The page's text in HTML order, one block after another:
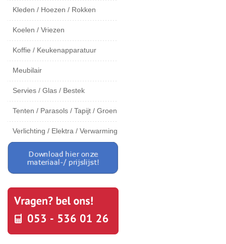
Kleden / Hoezen / Rokken
Koelen / Vriezen
Koffie / Keukenapparatuur
Meubilair
Servies / Glas / Bestek
Tenten / Parasols / Tapijt / Groen
Verlichting / Elektra / Verwarming